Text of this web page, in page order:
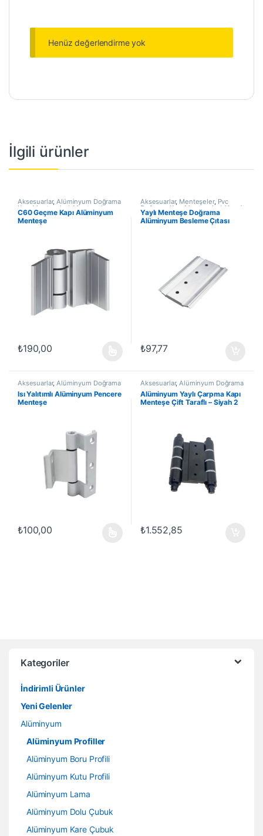
Henüz değerlendirme yok
İlgili ürünler
Aksesuarlar,Alüminyum Doğrama
Kapı Menteşeleri Menteşeler
Yapı / İnşaat Ürünleri
C60 Geçme Kapı Alüminyum
Menteşe
₺190,00
Aksesuarlar, Menteşeler, Pvc
Doğrama Kapı Menteşeleri ,Yapı /
İnşaat Ürünleri
Yaylı Menteşe Doğrama
Alüminyum Besleme Çıtası
₺97,77
Aksesuarlar,Alüminyum Doğrama
Pencere Menteşeleri Menteşeler
Yapı / İnşaat Ürünleri
Isı Yalıtımlı Alüminyum Pencere
Menteşe
₺100,00
Bu ürünün birden fazla varyasyonu var. Seçenekler ürün
Aksesuarlar,Alüminyum Doğrama
Kapı Menteşeleri, Menteşeler
Yapı / İnşaat Ürünleri
Alüminyum Yaylı Çarpma Kapı
Menteşe Çift Taraflı – Siyah 2
₺1.552,85
Kategoriler
İndirimli Ürünler
Yeni Gelenler
Alüminyum
Alüminyum Profiller
Alüminyum Boru Profili
Alüminyum Kutu Profili
Alüminyum Lama
Alüminyum Dolu Çubuk
Alüminyum Kare Çubuk